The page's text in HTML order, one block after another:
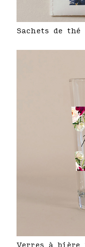
Sachets de
Verres à bière